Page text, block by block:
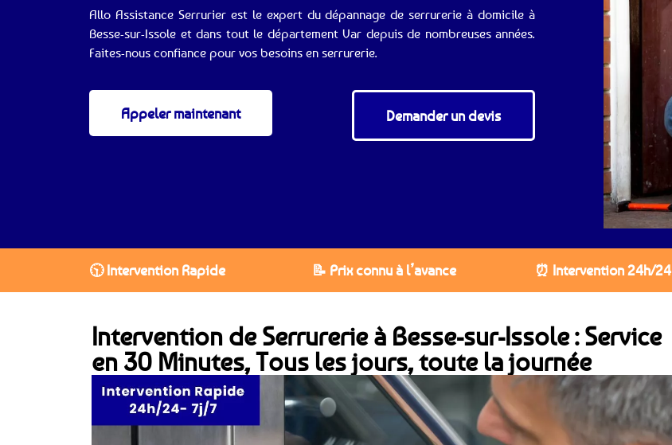
Allo Assistance Serrurier est le expert du dépannage de serrurerie à domicile à
Besse-sur-Issole et dans tout le département Var depuis de nombreuses années.
Faites-nous confiance pour vos besoins en serrurerie.
Appeler maintenant Demander un devis
🕥 Intervention Rapide 📝 Prix connu à l’avance ⏰ Intervention 24h/24
Intervention de Serrurerie à Besse-sur-Issole : Service
en 30 Minutes, Tous les jours, toute la journée